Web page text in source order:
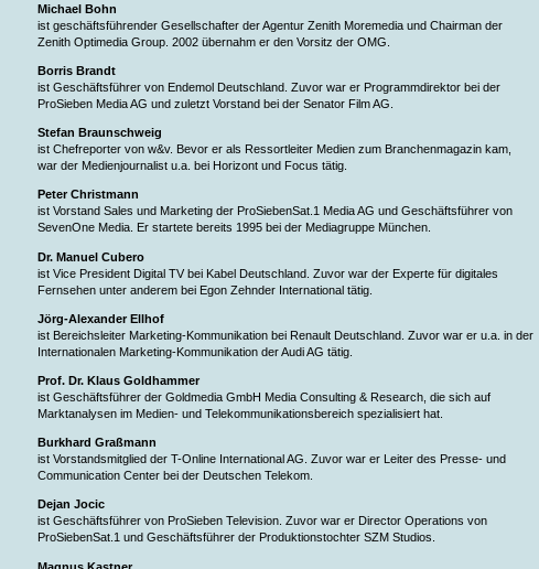
Michael Bohn
ist geschäftsführender Gesellschafter der Agentur Zenith Moremedia und Chairman der
Zenith Optimedia Group. 2002 übernahm er den Vorsitz der OMG.
Borris Brandt
ist Geschäftsführer von Endemol Deutschland. Zuvor war er Programmdirektor bei der
ProSieben Media AG und zuletzt Vorstand bei der Senator Film AG.
Stefan Braunschweig
ist Chefreporter von w&v. Bevor er als Ressortleiter Medien zum Branchenmagazin kam,
war der Medienjournalist u.a. bei Horizont und Focus tätig.
Peter Christmann
ist Vorstand Sales und Marketing der ProSiebenSat.1 Media AG und Geschäftsführer von
SevenOne Media. Er startete bereits 1995 bei der Mediagruppe München.
Dr. Manuel Cubero
ist Vice President Digital TV bei Kabel Deutschland. Zuvor war der Experte für digitales
Fernsehen unter anderem bei Egon Zehnder International tätig.
Jörg-Alexander Ellhof
ist Bereichsleiter Marketing-Kommunikation bei Renault Deutschland. Zuvor war er u.a. in der
Internationalen Marketing-Kommunikation der Audi AG tätig.
Prof. Dr. Klaus Goldhammer
ist Geschäftsführer der Goldmedia GmbH Media Consulting & Research, die sich auf
Marktanalysen im Medien- und Telekommunikationsbereich spezialisiert hat.
Burkhard Graßmann
ist Vorstandsmitglied der T-Online International AG. Zuvor war er Leiter des Presse- und
Communication Center bei der Deutschen Telekom.
Dejan Jocic
ist Geschäftsführer von ProSieben Television. Zuvor war er Director Operations von
ProSiebenSat.1 und Geschäftsführer der Produktionstochter SZM Studios.
Magnus Kastner